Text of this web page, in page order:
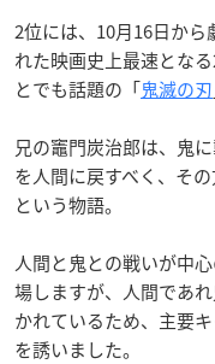
2位には、10月16日か
れた映画史上最速とな
とでも話題の「鬼滅の刃
兄の竈門炭治郎は、鬼
を人間に戻すべく、そ
という物語。
人間と鬼との戦いが中
場しますが、人間であ
かれているため、主要
を誘いました。